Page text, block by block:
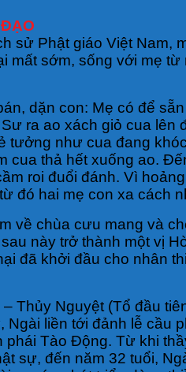
sử Phật giáo Việt Nam,
sớm, sống với mẹ
dặn con: Mẹ có để
ra ao xách giỏ cua
như cua đang
thả hết xuống ao.
roi đuổi đánh. Vì
đó hai mẹ con xa cách
về chùa cưu mang và
này trở thành một vị
đã khởi đầu cho nhân
Thủy Nguyệt (Tổ đầu
liền tới đảnh lễ cầu
Tào Động. Từ khi
sự, đến năm 32 tuổi,